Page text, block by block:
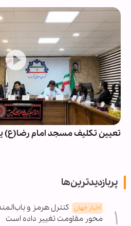
تعیین تکلیف مسجد امام رضا(ع)
پربازدیدترین‌ها
اخبار جهان کنترل هرمز و
محور مقاومت تغییر داده است